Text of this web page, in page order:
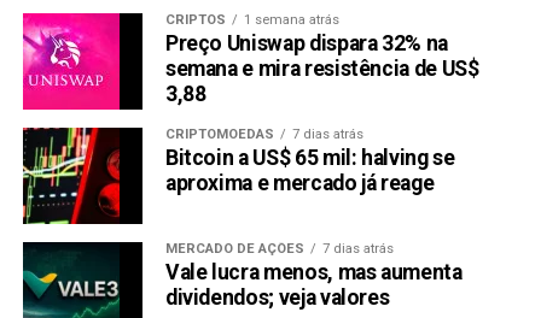
CRIPTOS 1 semana atrás
Preço Uniswap dispara 32% na
semana e mira resistência de US$
3,88
CRIPTOMOEDAS 7 dias atrás
Bitcoin a US$ 65 mil: halving se
aproxima e mercado já reage
MERCADO DE AÇÕES 7 dias atrás
Vale lucra menos, mas aumenta
dividendos; veja valores